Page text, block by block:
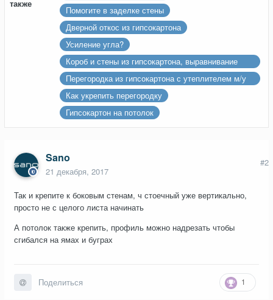
также
Помогите в заделке стены
Дверной откос из гипсокартона
Усиление угла?
Короб и стены из гипсокартона, выравнивание
стен и углы 90 градусов
Перегородка из гипсокартона с утеплителем м/у
теплым и холодными помещениями
Как укрепить перегородку
Гипсокартон на потолок
Sano
21 декабря, 2017
#2
Так и крепите к боковым стенам, ч стоечный уже вертикально,
просто не с целого листа начинать
А потолок также крепить, профиль можно надрезать чтобы
сгибался на ямах и буграх
1
Поделиться